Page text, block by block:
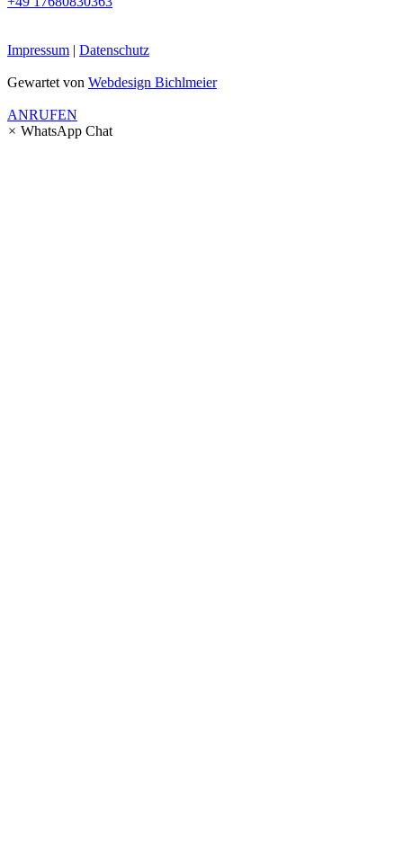
Impressum | Datenschutz
Gewartet von Webdesign Bichlmeier
ANRUFEN
× WhatsApp Chat